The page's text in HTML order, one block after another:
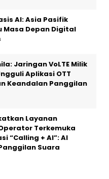
AI: Asia Pasifik
Masa Depan Digital
Jaringan VoLTE Milik
Aplikasi OTT
Keandalan Panggilan
Layanan
Terkemuka
“Calling + AI”: AI
Suara